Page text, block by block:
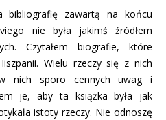
bibliografię zawartą na końcu
nie była jakimś źródłem
Czytałem biografie, które
Wielu rzeczy się z nich
w nich sporo cennych uwag i
je, aby ta książka była jak
istoty rzeczy. Nie odnoszę